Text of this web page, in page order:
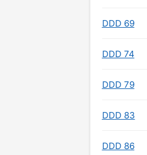
DDD 69
DDD 74
DDD 79
DDD 83
DDD 86